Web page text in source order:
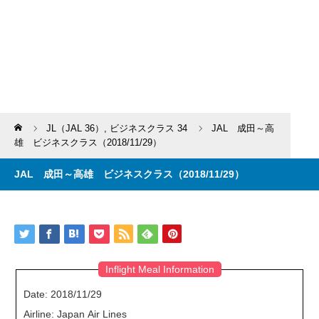
Home JL（JAL 36） , ビジネスクラス 34
JAL 成田～高
雄 ビジネスクラス（2018/11/29）
JAL 成田～高雄 ビジネスクラス（2018/11/29）
Inflight Meal Information
Date: 2018/11/29
Airline: Japan Air Lines